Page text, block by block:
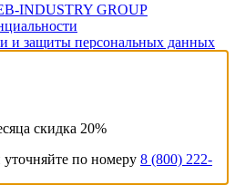
INDUSTRY GROUP
и защиты персональных данных
скидка 20%
по номеру 8 (800) 222-